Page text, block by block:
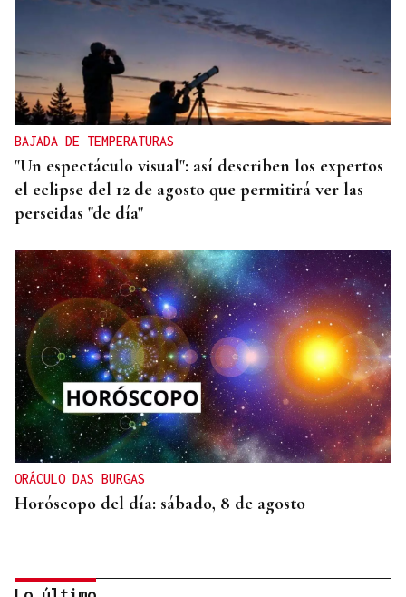
BAJADA DE TEMPERATURAS
"Un espectáculo visual": así describen los expertos
el eclipse del 12 de agosto que permitirá ver las
perseidas "de día"
ORÁCULO DAS BURGAS
Horóscopo del día: sábado, 8 de agosto